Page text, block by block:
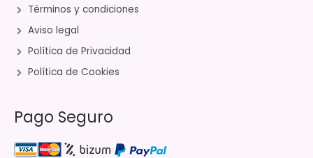
Términos y condiciones
Aviso legal
Política de Privacidad
Política de Cookies
Pago Seguro